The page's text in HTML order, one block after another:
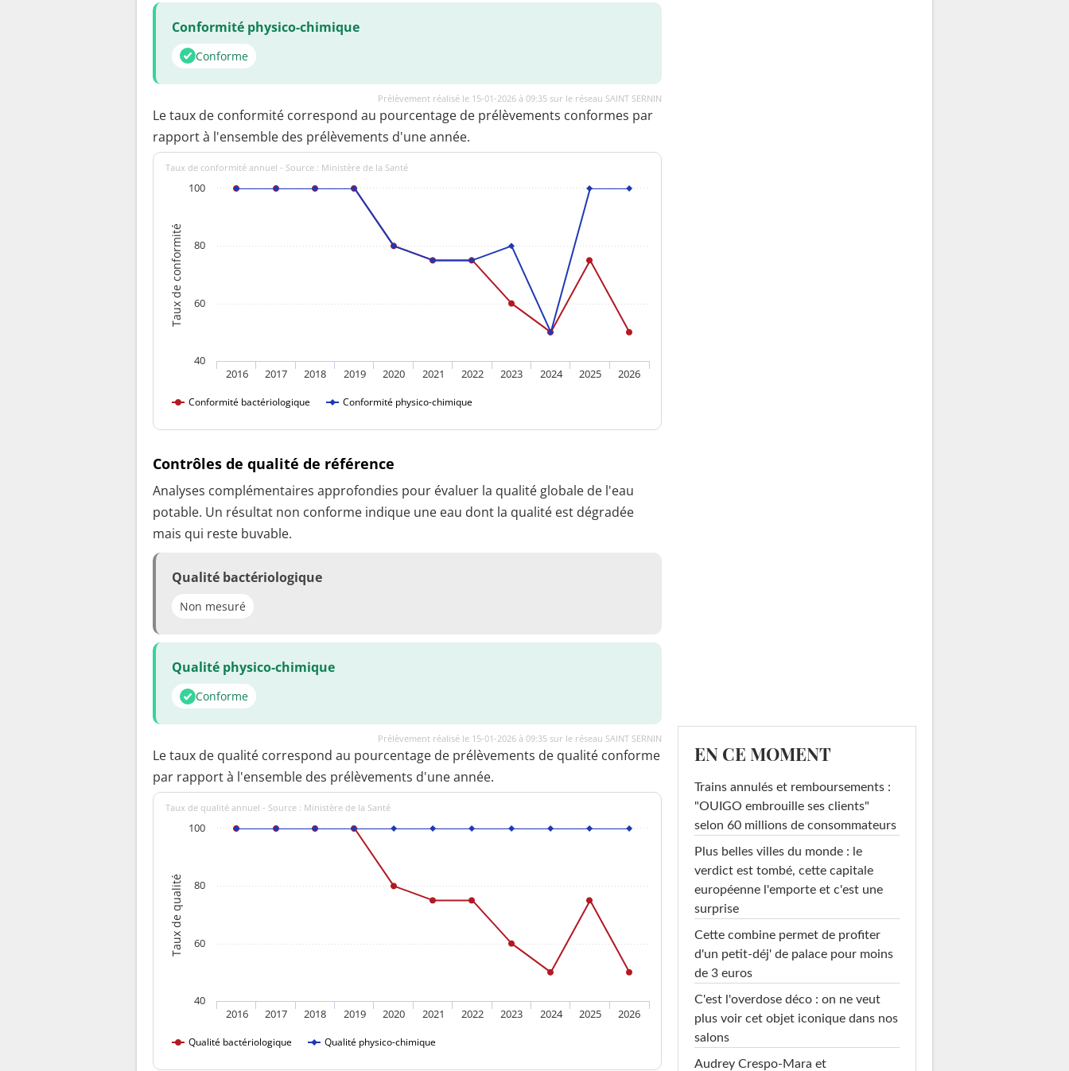
Conformité physico-chimique
Conforme
Prélèvement réalisé le 15-01-2026 à 09:35 sur le réseau SAINT SERNIN
Le taux de conformité correspond au pourcentage de prélèvements conformes par
rapport à l'ensemble des prélèvements d'une année.
Taux de conformité
Taux de conformité annuel - Source : Ministère de la Santé
Conformité bactériologique Conformité physico-chimique
2016 2017 2018 2019 2020 2021 2022 2023 2024 2025 2026
40
60
80
100
Contrôles de qualité de référence
Analyses complémentaires approfondies pour évaluer la qualité globale de l'eau
potable. Un résultat non conforme indique une eau dont la qualité est dégradée
mais qui reste buvable.
Qualité bactériologique
Non mesuré
Qualité physico-chimique
Conforme
Prélèvement réalisé le 15-01-2026 à 09:35 sur le réseau SAINT SERNIN
Le taux de qualité correspond au pourcentage de prélèvements de qualité conforme
par rapport à l'ensemble des prélèvements d'une année.
Taux de qualité
Taux de qualité annuel - Source : Ministère de la Santé
Qualité bactériologique Qualité physico-chimique
2016 2017 2018 2019 2020 2021 2022 2023 2024 2025 2026
40
60
80
100
EN CE MOMENT
Trains annulés et remboursements :
"OUIGO embrouille ses clients"
selon 60 millions de consommateurs
Plus belles villes du monde : le
verdict est tombé, cette capitale
européenne l'emporte et c'est une
surprise
Cette combine permet de profiter
d'un petit-déj' de palace pour moins
de 3 euros
C'est l'overdose déco : on ne veut
plus voir cet objet iconique dans nos
salons
Audrey Crespo-Mara et